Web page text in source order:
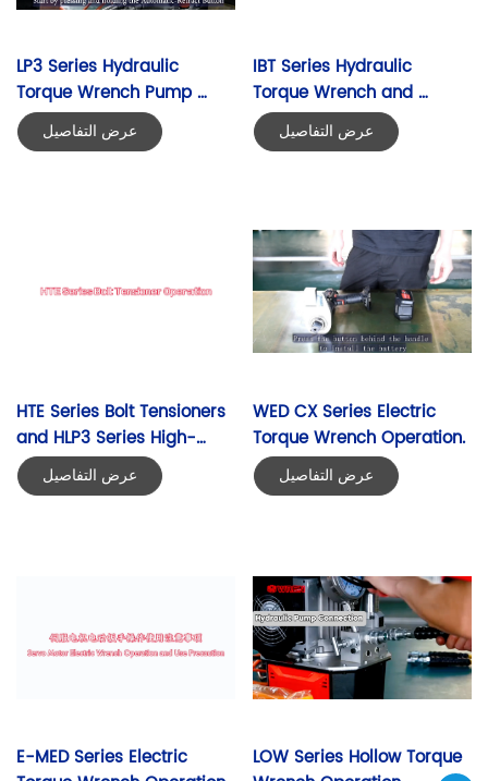
LP3 Series Hydraulic
Torque Wrench Pump
Operation
عرض التفاصيل
IBT Series Hydraulic
Torque Wrench and
KLW4030N Series
Pneumatic Pump
عرض التفاصيل
HTE Series Bolt Tensioners
and HLP3 Series High-
Pressure Electric Pump
Operation
عرض التفاصيل
WED CX Series Electric
Torque Wrench Operation.
عرض التفاصيل
E-MED Series Electric
LOW Series Hollow Torque